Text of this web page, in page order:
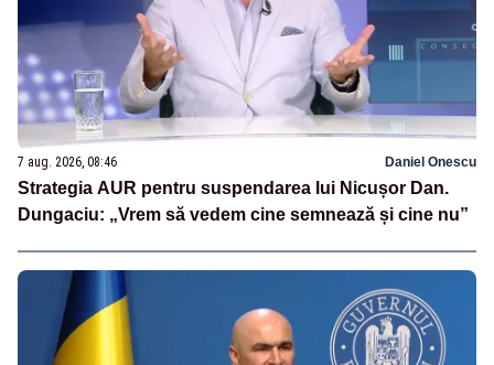
7 aug. 2026, 08:46 Daniel Onescu
Strategia AUR pentru suspendarea lui Nicușor Dan.
Dungaciu: „Vrem să vedem cine semnează și cine nu”